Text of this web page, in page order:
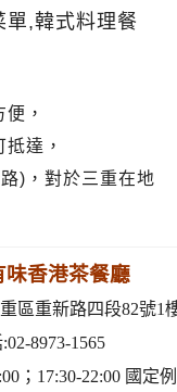
，
抵達，
)，對於三重在地
味香港茶餐廳
區重新路四段82號1
8973-1565
；17:30-22:00 國定